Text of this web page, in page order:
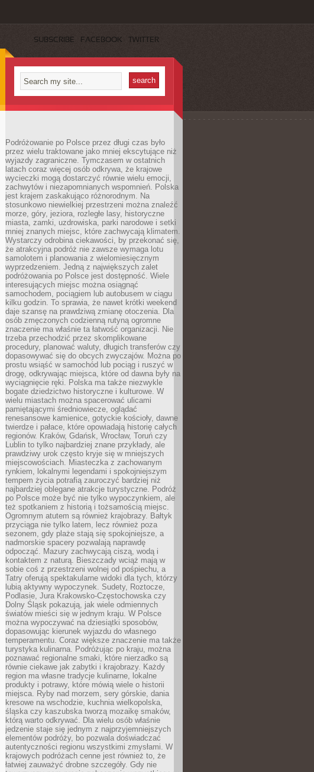
SUBSCRIBE FACEBOOK TWITTER
Podróżowanie po Polsce przez długi czas było
przez wielu traktowane jako mniej ekscytujące niż
wyjazdy zagraniczne. Tymczasem w ostatnich
latach coraz więcej osób odkrywa, że krajowe
wycieczki mogą dostarczyć równie wielu emocji,
zachwytów i niezapomnianych wspomnień. Polska
jest krajem zaskakująco różnorodnym. Na
stosunkowo niewielkiej przestrzeni można znaleźć
morze, góry, jeziora, rozległe lasy, historyczne
miasta, zamki, uzdrowiska, parki narodowe i setki
mniej znanych miejsc, które zachwycają klimatem.
Wystarczy odrobina ciekawości, by przekonać się,
że atrakcyjna podróż nie zawsze wymaga lotu
samolotem i planowania z wielomiesięcznym
wyprzedzeniem. Jedną z największych zalet
podróżowania po Polsce jest dostępność. Wiele
interesujących miejsc można osiągnąć
samochodem, pociągiem lub autobusem w ciągu
kilku godzin. To sprawia, że nawet krótki weekend
daje szansę na prawdziwą zmianę otoczenia. Dla
osób zmęczonych codzienną rutyną ogromne
znaczenie ma właśnie ta łatwość organizacji. Nie
trzeba przechodzić przez skomplikowane
procedury, planować waluty, długich transferów czy
dopasowywać się do obcych zwyczajów. Można po
prostu wsiąść w samochód lub pociąg i ruszyć w
drogę, odkrywając miejsca, które od dawna były na
wyciągnięcie ręki. Polska ma także niezwykle
bogate dziedzictwo historyczne i kulturowe. W
wielu miastach można spacerować ulicami
pamiętającymi średniowiecze, oglądać
renesansowe kamienice, gotyckie kościoły, dawne
twierdze i pałace, które opowiadają historię całych
regionów. Kraków, Gdańsk, Wrocław, Toruń czy
Lublin to tylko najbardziej znane przykłady, ale
prawdziwy urok często kryje się w mniejszych
miejscowościach. Miasteczka z zachowanym
rynkiem, lokalnymi legendami i spokojniejszym
tempem życia potrafią zauroczyć bardziej niż
najbardziej oblegane atrakcje turystyczne. Podróż
po Polsce może być nie tylko wypoczynkiem, ale
też spotkaniem z historią i tożsamością miejsc.
Ogromnym atutem są również krajobrazy. Bałtyk
przyciąga nie tylko latem, lecz również poza
sezonem, gdy plaże stają się spokojniejsze, a
nadmorskie spacery pozwalają naprawdę
odpocząć. Mazury zachwycają ciszą, wodą i
kontaktem z naturą. Bieszczady wciąż mają w
sobie coś z przestrzeni wolnej od pośpiechu, a
Tatry oferują spektakularne widoki dla tych, którzy
lubią aktywny wypoczynek. Sudety, Roztocze,
Podlasie, Jura Krakowsko-Częstochowska czy
Dolny Śląsk pokazują, jak wiele odmiennych
światów mieści się w jednym kraju. W Polsce
można wypoczywać na dziesiątki sposobów,
dopasowując kierunek wyjazdu do własnego
temperamentu. Coraz większe znaczenie ma także
turystyka kulinarna. Podróżując po kraju, można
poznawać regionalne smaki, które nierzadko są
równie ciekawe jak zabytki i krajobrazy. Każdy
region ma własne tradycje kulinarne, lokalne
produkty i potrawy, które mówią wiele o historii
miejsca. Ryby nad morzem, sery górskie, dania
kresowe na wschodzie, kuchnia wielkopolska,
śląska czy kaszubska tworzą mozaikę smaków,
którą warto odkrywać. Dla wielu osób właśnie
jedzenie staje się jednym z najprzyjemniejszych
elementów podróży, bo pozwala doświadczać
autentyczności regionu wszystkimi zmysłami. W
krajowych podróżach cenne jest również to, że
łatwiej zauważyć drobne szczegóły. Gdy nie